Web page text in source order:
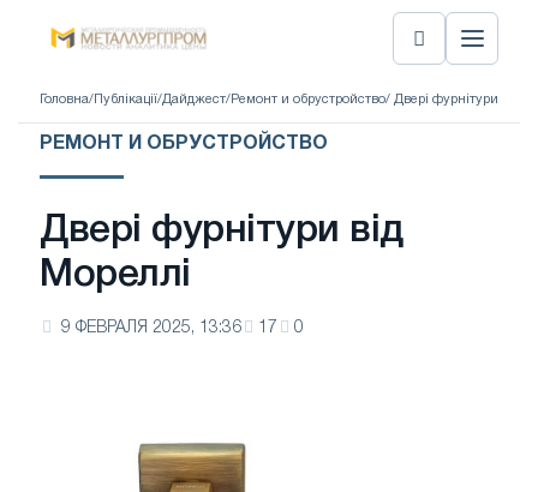
Головна/ Публікації/Дайджест/ Ремонт и обрустройство/ Двері фурнітури від
РЕМОНТ И ОБРУСТРОЙСТВО
Двері фурнітури від
Мореллі
9 ФЕВРАЛЯ 2025, 13:36 17 0